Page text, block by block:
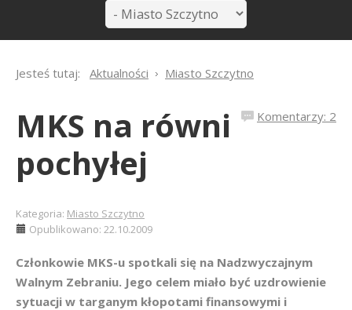
Jesteś tutaj: Aktualności Miasto Szczytno
Komentarzy: 2
MKS na równi
pochyłej
Kategoria: Miasto Szczytno
Opublikowano: 22.10.2009
Członkowie MKS-u spotkali się na Nadzwyczajnym
Walnym Zebraniu. Jego celem miało być uzdrowienie
sytuacji w targanym kłopotami finansowymi i